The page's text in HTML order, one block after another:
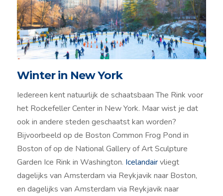
Winter in New York
Iedereen kent natuurlijk de schaatsbaan The Rink voor
het Rockefeller Center in New York. Maar wist je dat
ook in andere steden geschaatst kan worden?
Bijvoorbeeld op de Boston Common Frog Pond in
Boston of op de National Gallery of Art Sculpture
Garden Ice Rink in Washington. Icelandairvliegt
dagelijks van Amsterdam via Reykjavik naar Boston,
en dagelijks van Amsterdam via Reykjavik naar